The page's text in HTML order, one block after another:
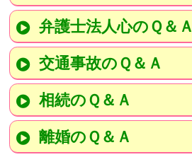
弁護士法人心のＱ＆Ａ
交通事故のＱ＆Ａ
相続のＱ＆Ａ
離婚のＱ＆Ａ